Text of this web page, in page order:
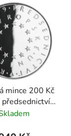
mince 200 Kč
předsednictví
unie 2009